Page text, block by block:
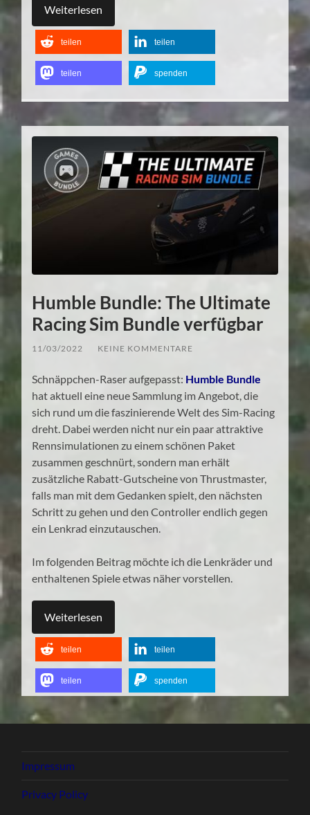
Weiterlesen
teilen teilen
teilen spenden
Humble Bundle: The Ultimate
Racing Sim Bundle verfügbar
11/03/2022 KEINE KOMMENTARE
Schnäppchen-Raser aufgepasst: Humble Bundle
hat aktuell eine neue Sammlung im Angebot, die
sich rund um die faszinierende Welt des Sim-Racing
dreht. Dabei werden nicht nur ein paar attraktive
Rennsimulationen zu einem schönen Paket
zusammen geschnürt, sondern man erhält
zusätzliche Rabatt-Gutscheine von Thrustmaster,
falls man mit dem Gedanken spielt, den nächsten
Schritt zu gehen und den Controller endlich gegen
ein Lenkrad einzutauschen.
Im folgenden Beitrag möchte ich die Lenkräder und
enthaltenen Spiele etwas näher vorstellen.
Weiterlesen
teilen teilen
teilen spenden
Impressum
Privacy Policy